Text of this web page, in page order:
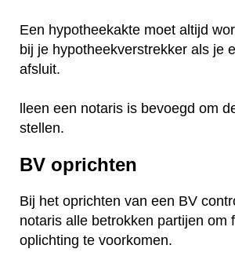
Een hypotheekakte moet altijd
bij je hypotheekverstrekker als je
afsluit.
lleen een notaris is bevoegd om
stellen.
BV oprichten
Bij het oprichten van een BV
notaris alle betrokken partijen om
oplichting te voorkomen.